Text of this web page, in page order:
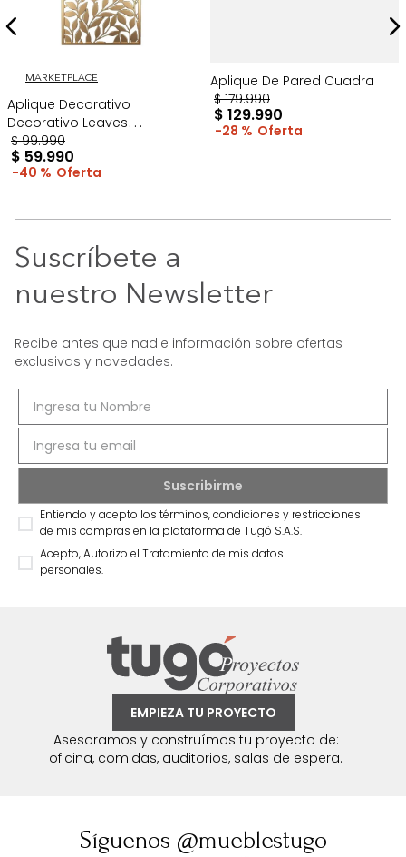
MARKETPLACE
Aplique Decorativo
Decorativo Leaves
60*30*1Cm Dorado
$ 99.990
$ 59.990
40 %
Aplique De Pared Cuadra
$ 179.990
$ 129.990
28 %
Suscríbete a
nuestro Newsletter
Recibe antes que nadie información sobre ofertas
exclusivas y novedades.
Entiendo y acepto los términos, condiciones y restricciones
de mis compras en la plataforma de Tugó S.A.S.
Acepto, Autorizo el Tratamiento de mis datos
personales.
EMPIEZA TU PROYECTO
Asesoramos y construímos tu proyecto de:
oficina, comidas, auditorios, salas de espera.
Síguenos @mueblestugo